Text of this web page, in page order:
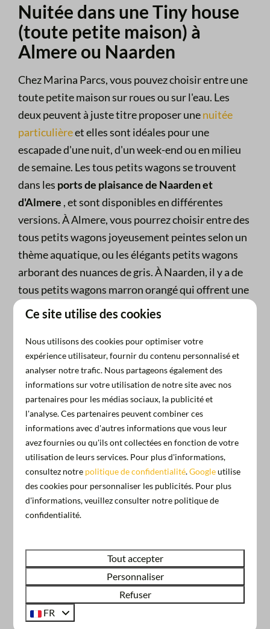
Nuitée dans une Tiny house
(toute petite maison) à
Almere ou Naarden
Chez Marina Parcs, vous pouvez choisir entre une
toute petite maison sur roues ou sur l'eau. Les
deux peuvent à juste titre proposer unenuitée
particulièreet elles sont idéales pour une
escapade d'une nuit, d'un week-end ou en milieu
de semaine. Les tous petits wagons se trouvent
dans les ports de plaisance de Naarden et
d'Almere , et sont disponibles en différentes
versions. À Almere, vous pourrez choisir entre des
tous petits wagons joyeusement peintes selon un
thème aquatique, ou les élégants petits wagons
arborant des nuances de gris. À Naarden, il y a de
tous petits wagons marron orangé qui offrent une
vue sur les eaux intérieures
ou d'un lit double, d'une petite cuisine équipée, du
chauffage et d'une terrasse avec une table de
pique-nique. Vous pouvez également utiliser la
cuisine commune et les installations sanitaires du
port.
Vous souhaiteriez faire l'expérience de dormir sur
l'eau, mais vous ne possédez pas de bateau ? Notre
toute petite maison sur l'eau,la water bubble
(bulle aquatique)fournit cette sensation spéciale.
La capsule en bois, située à Almere, peut aussi
, vous pourrez profiter de la houle et d'une
vue magnifique sur la marina.
Impression sur l'atmosphère de nos
toutes petites maisons
Ce site utilise des cookies
Nous utilisons des cookies pour optimiser votre
expérience utilisateur, fournir du contenu personnalisé et
analyser notre trafic. Nous partageons également des
informations sur votre utilisation de notre site avec nos
partenaires pour les médias sociaux, la publicité et
l'analyse. Ces partenaires peuvent combiner ces
informations avec d'autres informations que vous leur
avez fournies ou qu'ils ont collectées en fonction de votre
utilisation de leurs services. Pour plus d'informations,
consultez notre politique de confidentialité.Googleutilise
des cookies pour personnaliser les publicités. Pour plus
d'informations, veuillez consulter notre politique de
confidentialité.
Tout accepter
Personnaliser
Refuser
FR